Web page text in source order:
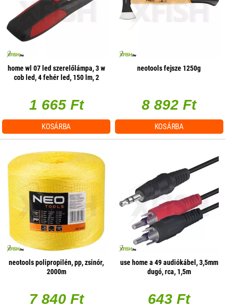
home wl 07 led szerelőlámpa, 3 w
cob led, 4 fehér led, 150 lm, 2
1 665 Ft
KOSÁRBA
neotools fejsze 1250g
8 892 Ft
KOSÁRBA
neotools polipropilén, pp, zsinór,
2000m
7 840 Ft
use home a 49 audiókábel, 3,5mm
dugó, rca, 1,5m
643 Ft